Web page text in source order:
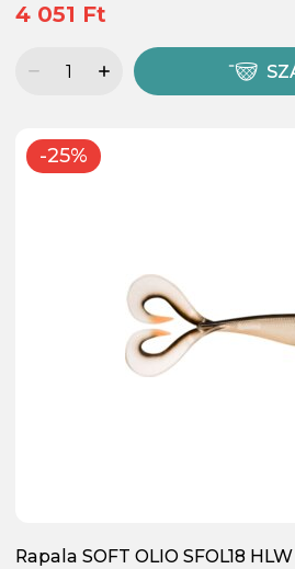
4 051 Ft
-25%
Rapala SOFT OLIO SFOL18